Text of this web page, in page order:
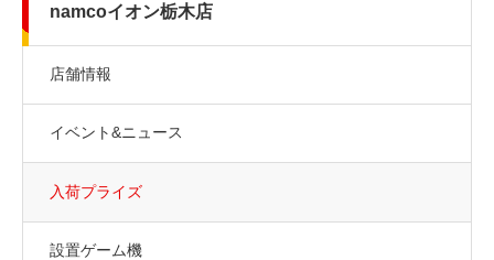
namcoイオン栃木店
店舗情報
イベント&ニュース
入荷プライズ
設置ゲーム機